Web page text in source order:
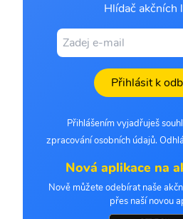
Hlídač akčních
Přihlásit k
Přihlášením vyjadřuješ
zpracování osobních údajů.
Nová aplikace na
Nově můžete odebírat naše
přes naší novou